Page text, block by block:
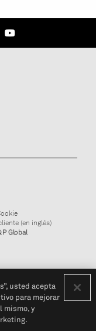
(en inglés)
Global
usted acepta
para mejorar
mismo, y